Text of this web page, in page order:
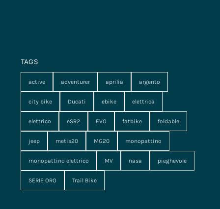
TAGS
active adventurer aprilia argento
city bike Ducati ebike elettrica
elettrico eSR2 EVO fatbike foldable
jeep metis20 MG20 monopattino
monopattino elettrico MV nasa pieghevole
SERIE ORO Trail Bike